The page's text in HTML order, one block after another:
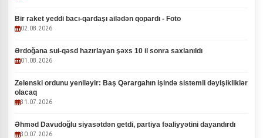
Bir raket yeddi bacı-qardaşı ailədən qopardı - Foto
02.08.2026
Ərdoğana sui-qəsd hazırlayan şəxs 10 il sonra saxlanıldı
01.08.2026
Zelenski ordunu yeniləyir: Baş Qərargahın işində sistemli dəyişikliklər
olacaq
31.07.2026
Əhməd Davudoğlu siyasətdən getdi, partiya fəaliyyətini dayandırdı
30.07.2026